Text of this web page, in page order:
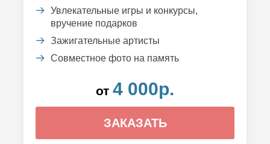
Увлекательные игры и конкурсы,
вручение подарков
Зажигательные артисты
Совместное фото на память
от 4 000р.
ЗАКАЗАТЬ